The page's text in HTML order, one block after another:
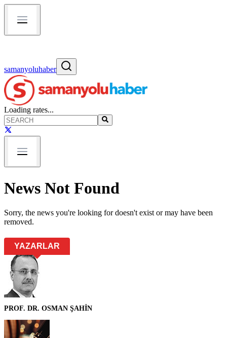
samanyoluhaber
Loading rates...
News Not Found
Sorry, the news you're looking for doesn't exist or may have been
removed.
YAZARLAR
PROF. DR. OSMAN ŞAHİN